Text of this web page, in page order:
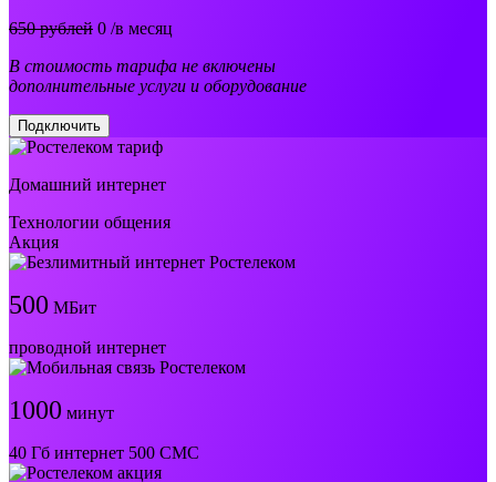
650 рублей 0 /в месяц
В стоимость тарифа не включены
дополнительные услуги и оборудование
Подключить
Домашний интернет
Технологии общения
Акция
500 МБит
проводной интернет
1000 минут
40 Гб интернет 500 СМС